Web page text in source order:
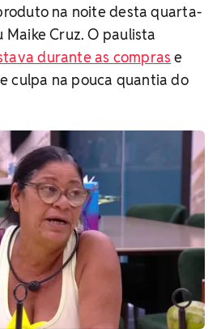
na noite desta quarta-
Cruz. O paulista
durante as compras e
culpa na pouca quantia do